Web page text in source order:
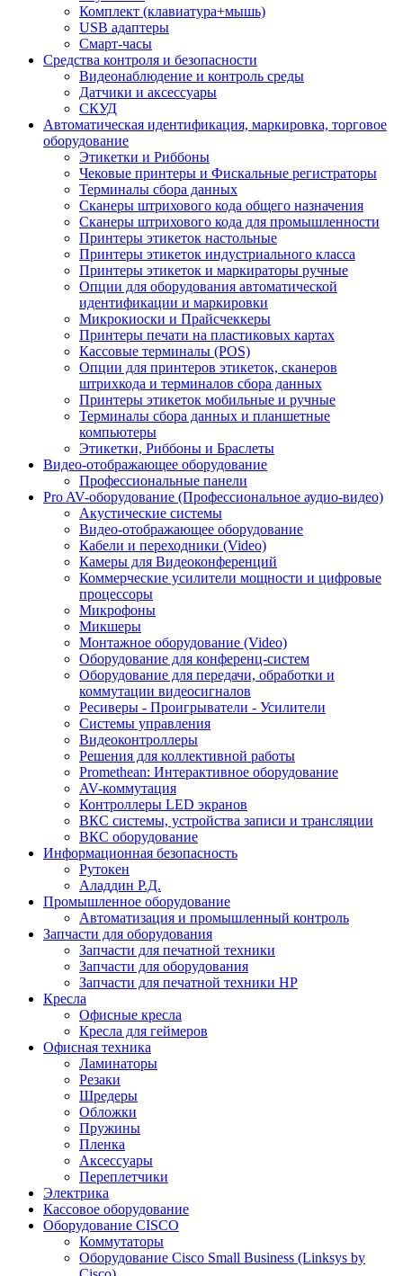
Комплект (клавиатура+мышь)
USB адаптеры
Смарт-часы
Средства контроля и безопасности
Видеонаблюдение и контроль среды
Датчики и аксессуары
СКУД
Автоматическая идентификация, маркировка, торговое
оборудование
Этикетки и Риббоны
Чековые принтеры и Фискальные регистраторы
Терминалы сбора данных
Сканеры штрихового кода общего назначения
Сканеры штрихового кода для промышленности
Принтеры этикеток настольные
Принтеры этикеток индустриального класса
Принтеры этикеток и маркираторы ручные
Опции для оборудования автоматической
идентификации и маркировки
Микрокиоски и Прайсчеккеры
Принтеры печати на пластиковых картах
Кассовые терминалы (POS)
Опции для принтеров этикеток, сканеров
штрихкода и терминалов сбора данных
Принтеры этикеток мобильные и ручные
Терминалы сбора данных и планшетные
компьютеры
Этикетки, Риббоны и Браслеты
Видео-отображающее оборудование
Профессиональные панели
Pro AV-оборудование (Профессиональное аудио-видео)
Акустические системы
Видео-отображающее оборудование
Кабели и переходники (Video)
Камеры для Видеоконференций
Коммерческие усилители мощности и цифровые
процессоры
Микрофоны
Микшеры
Монтажное оборудование (Video)
Оборудование для конференц-систем
Оборудование для передачи, обработки и
коммутации видеосигналов
Ресиверы - Проигрыватели - Усилители
Системы управления
Видеоконтроллеры
Решения для коллективной работы
Promethean: Интерактивное оборудование
AV-коммутация
Контроллеры LED экранов
ВКС системы, устройства записи и трансляции
ВКС оборудование
Информационная безопасность
Рутокен
Аладдин Р.Д.
Промышленное оборудование
Автоматизация и промышленный контроль
Запчасти для оборудования
Запчасти для печатной техники
Запчасти для оборудования
Запчасти для печатной техники HP
Кресла
Офисные кресла
Кресла для геймеров
Офисная техника
Ламинаторы
Резаки
Шредеры
Обложки
Пружины
Пленка
Аксессуары
Переплетчики
Электрика
Кассовое оборудование
Оборудование CISCO
Коммутаторы
Оборудование Cisco Small Business (Linksys by